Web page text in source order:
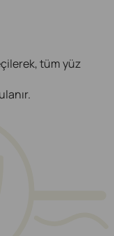
tüm yüz